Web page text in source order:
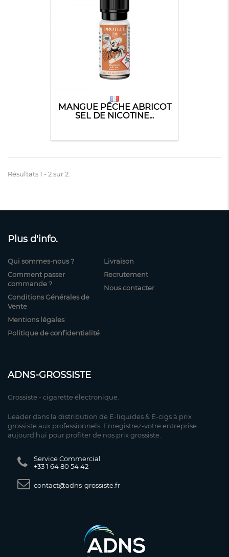
MANGUE PÊCHE ABRICOT
SEL DE NICOTINE...
Résultats 1 - 2 sur 2.
Plus d'info.
Qui sommes-nous ?
Comment passer
commande ?
Conditions Générales de
Vente
Mentions légales
Politique de confidentialité
Livraison
Recrutement
Nous contacter
ADNS-GROSSISTE
Grossiste - cigarette électronique.
Leader dans la distribution de E-liquides & E-cigs à prix
grossiste aux professionnels. Enregistrez-votre entreprise
aujourd'hui pour profiter de nos prix grossiste.
Service Commercial
+33 1 64 80 54 42
contact@adns-grossiste.fr